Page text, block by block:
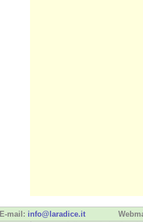
E-mail: info@laradice.it